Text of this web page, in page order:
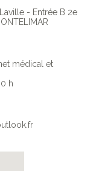
- Entrée B 2e
médical et
h